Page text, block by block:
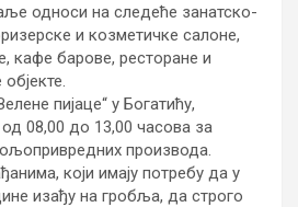
односи на следеће занатско-
и козметичке салоне,
кафе барове, ресторане и
пијаце“ у Богатићу,
08,00 до 13,00 часова за
производа.
који имају потребу да у
изађу на гробља, да строго